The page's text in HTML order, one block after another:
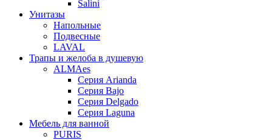
Salini
Унитазы
Напольные
Подвесные
LAVAL
Трапы и желоба в душевую
ALMAes
Серия Arianda
Серия Bajo
Серия Delgado
Серия Laguna
Мебель для ванной
PURIS